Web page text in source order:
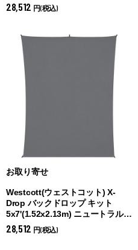
(リッチブラック)
28,512 円(税込)
お取り寄せ
Westcott(ウェストコット) X-
Drop バックドロップ キット
5x7'(1.52x2.13m) ニュートラルグ
レー (ニュートラルグレー)
28,512 円(税込)